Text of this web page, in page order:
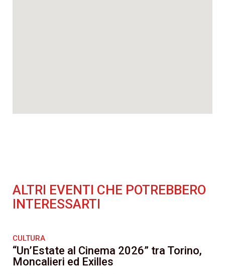
ALTRI EVENTI CHE POTREBBERO
INTERESSARTI
CULTURA
“Un’Estate al Cinema 2026” tra Torino,
Moncalieri ed Exilles